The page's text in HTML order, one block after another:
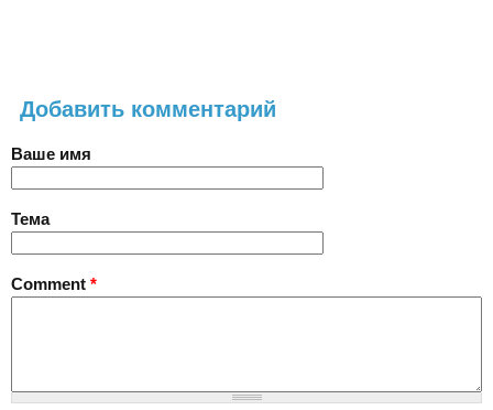
Добавить комментарий
Ваше имя
Тема
Comment *